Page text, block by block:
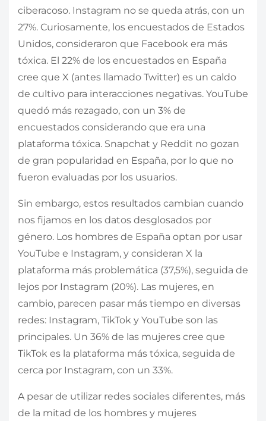
ciberacoso. Instagram no se queda atrás, con un
27%. Curiosamente, los encuestados de Estados
Unidos, consideraron que Facebook era más
tóxica. El 22% de los encuestados en España
cree que X (antes llamado Twitter) es un caldo
de cultivo para interacciones negativas. YouTube
quedó más rezagado, con un 3% de
encuestados considerando que era una
plataforma tóxica. Snapchat y Reddit no gozan
de gran popularidad en España, por lo que no
fueron evaluadas por los usuarios.
Sin embargo, estos resultados cambian cuando
nos fijamos en los datos desglosados por
género. Los hombres de España optan por usar
YouTube e Instagram, y consideran X la
plataforma más problemática (37,5%), seguida de
lejos por Instagram (20%). Las mujeres, en
cambio, parecen pasar más tiempo en diversas
redes: Instagram, TikTok y YouTube son las
principales. Un 36% de las mujeres cree que
TikTok es la plataforma más tóxica, seguida de
cerca por Instagram, con un 33%.
A pesar de utilizar redes sociales diferentes, más
de la mitad de los hombres y mujeres